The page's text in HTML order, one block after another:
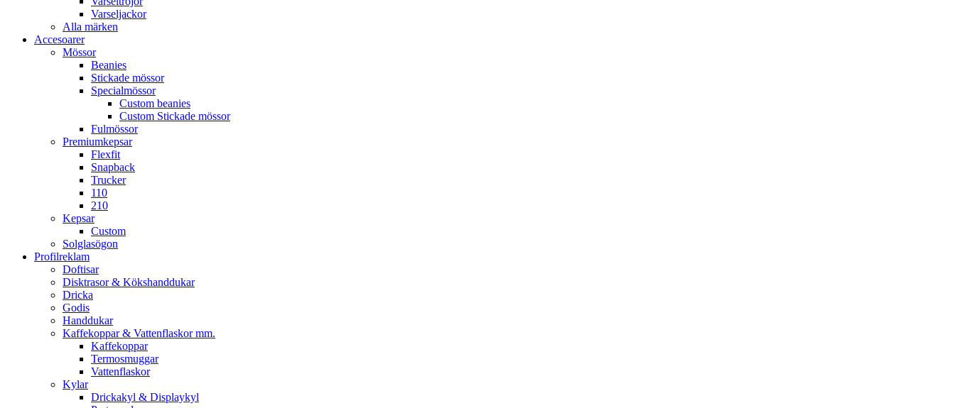
Varseljackor
Alla märken
Accesoarer
Mössor
Beanies
Stickade mössor
Specialmössor
Custom beanies
Custom Stickade mössor
Fulmössor
Premiumkepsar
Flexfit
Snapback
Trucker
110
210
Kepsar
Custom
Solglasögon
Profilreklam
Doftisar
Disktrasor & Kökshanddukar
Dricka
Godis
Handdukar
Kaffekoppar & Vattenflaskor mm.
Kaffekoppar
Termosmuggar
Vattenflaskor
Kylar
Drickakyl & Displaykyl